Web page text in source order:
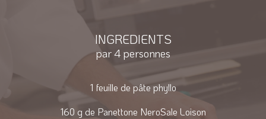
INGREDIENTS
par 4 personnes
1 feuille de pâte phyllo
160 g de Panettone NeroSale Loison